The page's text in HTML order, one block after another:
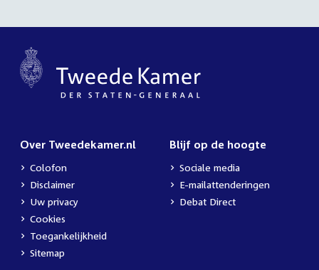
Over Tweedekamer.nl
Colofon
Disclaimer
Uw privacy
Cookies
Toegankelijkheid
Sitemap
Blijf op de hoogte
Sociale media
E-mailattenderingen
Debat Direct